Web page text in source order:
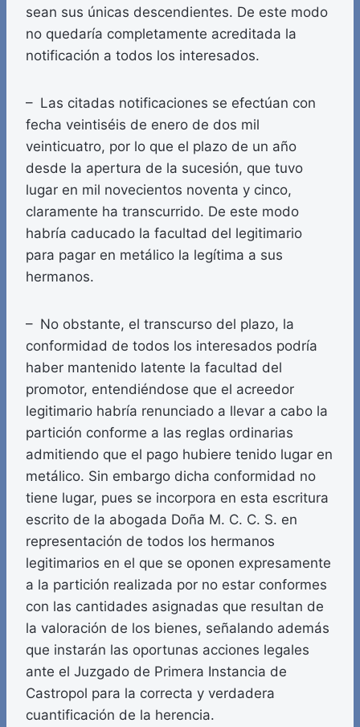
sean sus únicas descendientes. De este modo
no quedaría completamente acreditada la
notificación a todos los interesados.
– Las citadas notificaciones se efectúan con
fecha veintiséis de enero de dos mil
veinticuatro, por lo que el plazo de un año
desde la apertura de la sucesión, que tuvo
lugar en mil novecientos noventa y cinco,
claramente ha transcurrido. De este modo
habría caducado la facultad del legitimario
para pagar en metálico la legítima a sus
hermanos.
– No obstante, el transcurso del plazo, la
conformidad de todos los interesados podría
haber mantenido latente la facultad del
promotor, entendiéndose que el acreedor
legitimario habría renunciado a llevar a cabo la
partición conforme a las reglas ordinarias
admitiendo que el pago hubiere tenido lugar en
metálico. Sin embargo dicha conformidad no
tiene lugar, pues se incorpora en esta escritura
escrito de la abogada Doña M. C. C. S. en
representación de todos los hermanos
legitimarios en el que se oponen expresamente
a la partición realizada por no estar conformes
con las cantidades asignadas que resultan de
la valoración de los bienes, señalando además
que instarán las oportunas acciones legales
ante el Juzgado de Primera Instancia de
Castropol para la correcta y verdadera
cuantificación de la herencia.